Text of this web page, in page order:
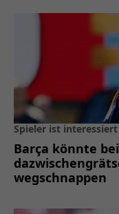
Spieler ist interessiert
Barça könnte
wegschnappen